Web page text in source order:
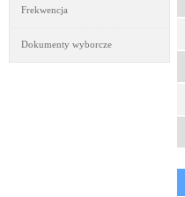
Frekwencja
Dokumenty wyborcze